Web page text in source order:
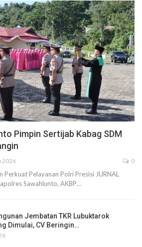
Pimpin Sertijab Kabag SDM
2026 0
Perkuat Pelayanan Polri Presisi JURNAL
Sawahlunto, AKBP…
Jembatan TKR Lubuktarok
Dimulai, CV Beringin…